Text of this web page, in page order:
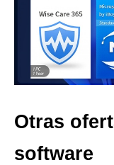
Otras
software